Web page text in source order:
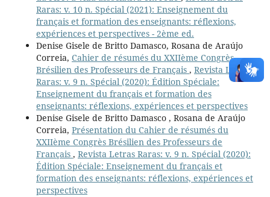
Raras: v. 10 n. Spécial (2021): Enseignement du
français et formation des enseignants: réflexions,
expériences et perspectives - 2ème ed.
Denise Gisele de Britto Damasco, Rosana de Araújo
Correia, Cahier de résumés du XXIIème Congrès
Brésilien des Professeurs de Français , Revista Letras
Raras: v. 9 n. Spécial (2020): Édition Spéciale:
Enseignement du français et formation des
enseignants: réflexions, expériences et perspectives
Denise Gisele de Britto Damasco , Rosana de Araújo
Correia, Présentation du Cahier de résumés du
XXIIème Congrès Brésilien des Professeurs de
Français , Revista Letras Raras: v. 9 n. Spécial (2020):
Édition Spéciale: Enseignement du français et
formation des enseignants: réflexions, expériences et
perspectives